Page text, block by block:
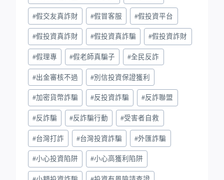
#假交友真詐財 #假冒客服 #假投資平台
#假投資真詐財 #假投資真詐騙 #假投資詐財
#假理專 #假老師真騙子 #全民反詐
#出金審核不過 #別信投資保證獲利
#加密貨幣詐騙 #反投資詐騙 #反詐聯盟
#反詐騙 #反詐騙行動 #受害者自救
#台灣打詐 #台灣投資詐騙 #外匯詐騙
#小心投資陷阱 #小心高獲利陷阱